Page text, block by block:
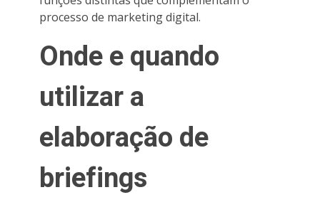
processo de marketing digital.
Onde e quando
utilizar a
elaboração de
briefings